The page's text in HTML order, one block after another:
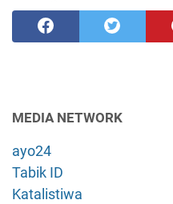
MEDIA NETWORK
ayo24
Tabik ID
Katalistiwa